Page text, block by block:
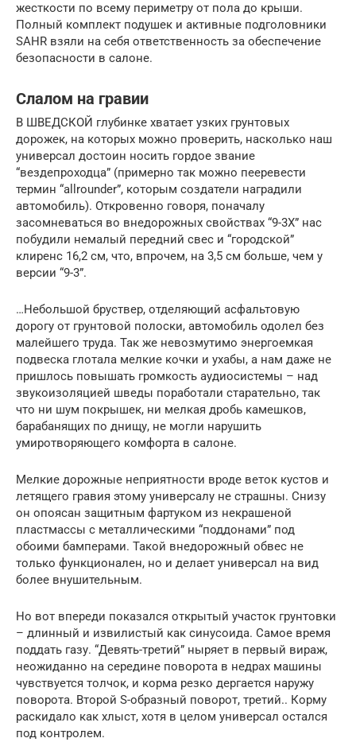
жесткости по всему периметру от пола до крыши.
Полный комплект подушек и активные подголовники
SAHR взяли на себя ответственность за обеспечение
безопасности в салоне.
Слалом на гравии
В ШВЕДСКОЙ глубинке хватает узких грунтовых
дорожек, на которых можно проверить, насколько наш
универсал достоин носить гордое звание
“вездепроходца” (примерно так можно пееревести
термин “allrounder”, которым создатели наградили
автомобиль). Откровенно говоря, поначалу
засомневаться во внедорожных свойствах “9-3Х” нас
побудили немалый передний свес и “городской”
клиренс 16,2 см, что, впрочем, на 3,5 см больше, чем у
версии “9-3”.
…Небольшой бруствер, отделяющий асфальтовую
дорогу от грунтовой полоски, автомобиль одолел без
малейшего труда. Так же невозмутимо энергоемкая
подвеска глотала мелкие кочки и ухабы, а нам даже не
пришлось повышать громкость аудиосистемы – над
звукоизоляцией шведы поработали старательно, так
что ни шум покрышек, ни мелкая дробь камешков,
барабанящих по днищу, не могли нарушить
умиротворяющего комфорта в салоне.
Мелкие дорожные неприятности вроде веток кустов и
летящего гравия этому универсалу не страшны. Снизу
он опоясан защитным фартуком из некрашеной
пластмассы с металлическими “поддонами” под
обоими бамперами. Такой внедорожный обвес не
только функционален, но и делает универсал на вид
более внушительным.
Но вот впереди показался открытый участок грунтовки
– длинный и извилистый как синусоида. Самое время
поддать газу. “Девять-третий” ныряет в первый вираж,
неожиданно на середине поворота в недрах машины
чувствуется толчок, и корма резко дергается наружу
поворота. Второй S-образный поворот, третий.. Корму
раскидало как хлыст, хотя в целом универсал остался
под контролем.